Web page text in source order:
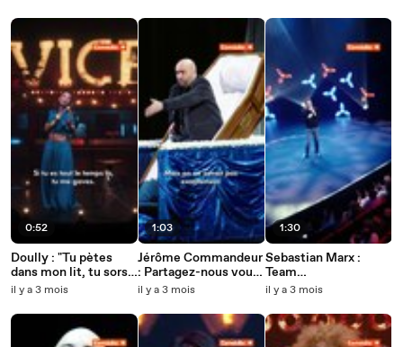
0:52
Doully : "Tu pètes
dans mon lit, tu sors
de ma vie !"
il y a 3 mois
1:03
Jérôme Commandeur
: Partagez-nous vous
aussi vos anecdotes !
il y a 3 mois
1:30
Sebastian Marx :
Team
kskskskskssksk ou
il y a 3 mois